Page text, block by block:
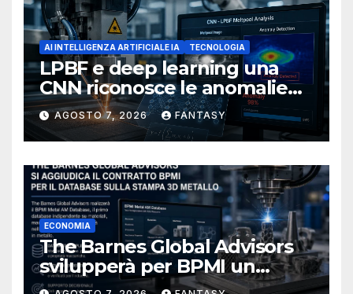
AI INTELLIGENZA ARTIFICIALE IA TECNOLOGIA
LPBF e deep learning una
CNN riconosce le anomalie
del bagno di fusione
AGOSTO 7, 2026 FANTASY
ECONOMIA
The Barnes Global Advisors
svilupperà per BPMI un
database per la stampa 3D